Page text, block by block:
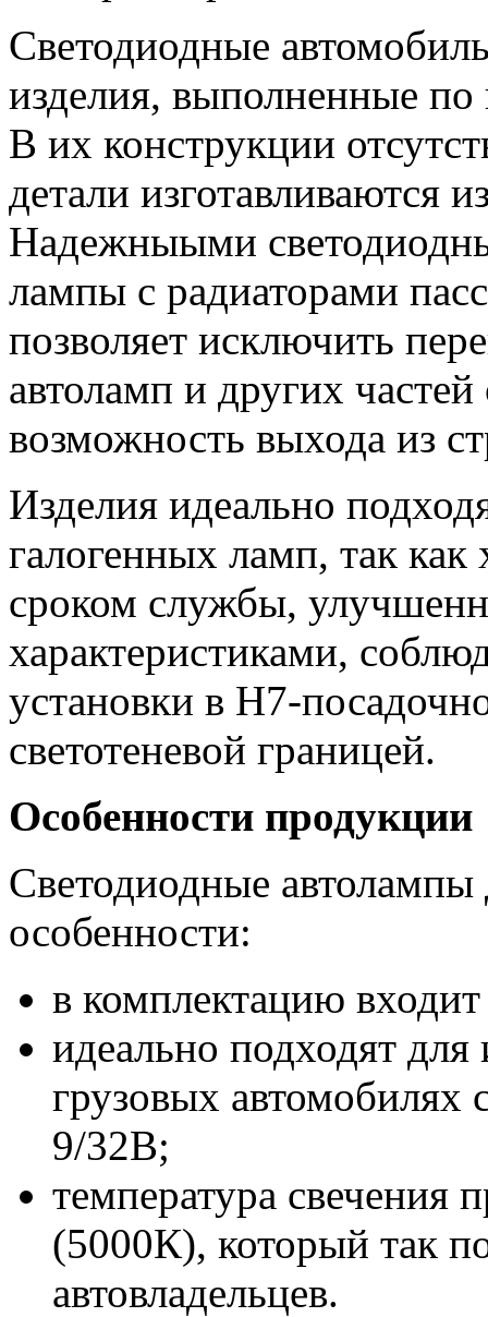
Светодиодные
изделия, выполненные
В их конструкции
детали изготавливаются
Надежныыми
лампы с радиаторами
позволяет исключить
автоламп и других
возможность выхода из
Изделия идеально
галогенных ламп, так
сроком службы,
характеристиками,
установки в Н7-
светотеневой границей.
Особенности продукции
Светодиодные
особенности:
в комплектацию
идеально подходят для
грузовых
9/32В;
температура свечения
(5000К), который так
автовладельцев.